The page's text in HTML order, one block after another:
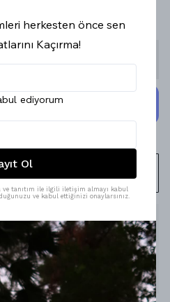
Haber Ver
herkesten önce sen
Kaçırma!
ediyorum
Ol
tanıtım ile ilgili iletişim almayı kabul
ve kabul ettiğinizi onaylarsınız.